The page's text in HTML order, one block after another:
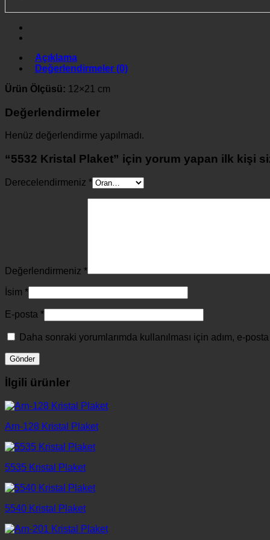
Açıklama
Değerlendirmeler (0)
Ürün Ölçüsü: 12×21 cm
Değerlendirmeler
Henüz değerlendirme yapılmadı.
“5532 Kristal Plaket” için yorum yapan ilk kişi
Derecelendirmeniz *
Değerlendirmeniz *
İsim *
E-posta *
Daha sonraki yorumlarımda kullanılması için adım, e-
İlgili ürünler
Arn-128 Kristal Plaket
5535 Kristal Plaket
5540 Kristal Plaket